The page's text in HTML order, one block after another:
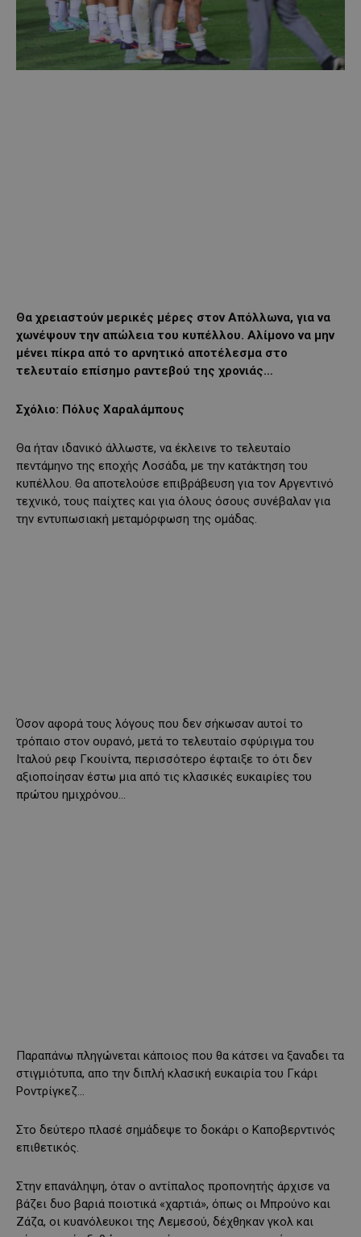
Θα χρειαστούν μερικές μέρες στον Απόλλωνα, για να
χωνέψουν την απώλεια του κυπέλλου. Αλίμονο να μην
μένει πίκρα από το αρνητικό αποτέλεσμα στο
τελευταίο επίσημο ραντεβού της χρονιάς…
Σχόλιο: Πόλυς Χαραλάμπους
Θα ήταν ιδανικό άλλωστε, να έκλεινε το τελευταίο
πεντάμηνο της εποχής Λοσάδα, με την κατάκτηση του
κυπέλλου. Θα αποτελούσε επιβράβευση για τον Αργεντινό
τεχνικό, τους παίχτες και για όλους όσους συνέβαλαν για
την εντυπωσιακή μεταμόρφωση της ομάδας.
Όσον αφορά τους λόγους που δεν σήκωσαν αυτοί το
τρόπαιο στον ουρανό, μετά το τελευταίο σφύριγμα του
Ιταλού ρεφ Γκουίντα, περισσότερο έφταιξε το ότι δεν
αξιοποίησαν έστω μια από τις κλασικές ευκαιρίες του
πρώτου ημιχρόνου…
Παραπάνω πληγώνεται κάποιος που θα κάτσει να ξαναδει τα
στιγμιότυπα, απο την διπλή κλασική ευκαιρία του Γκάρι
Ροντρίγκεζ…
Στο δεύτερο πλασέ σημάδεψε το δοκάρι ο Καποβερντινός
επιθετικός.
Στην επανάληψη, όταν ο αντίπαλος προπονητής άρχισε να
βάζει δυο βαριά ποιοτικά «χαρτιά», όπως οι Μπρούνο και
Ζάζα, οι κυανόλευκοι της Λεμεσού, δέχθηκαν γκολ και